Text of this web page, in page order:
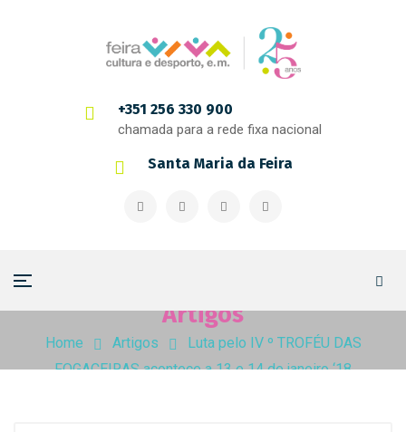
+351 256 330 900
chamada para a rede fixa nacional
Santa Maria da Feira
Artigos
Home Artigos
Luta pelo IV º TROFÉU DAS
FOGACEIRAS acontece a 13 e 14 de janeiro ‘18